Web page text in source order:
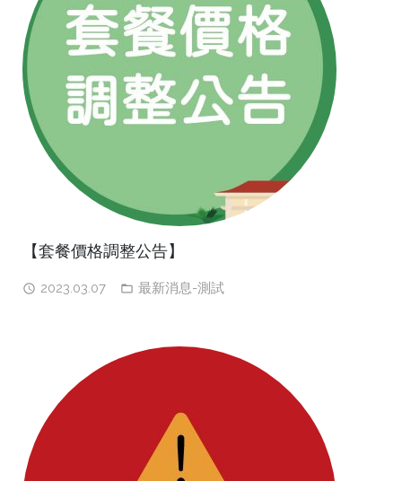
【套餐價格調整公告】
2023.03.07 最新消息-測試